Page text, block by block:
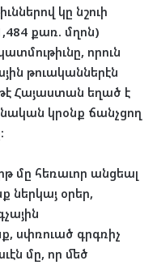
կը նշուի
քառ. մղոն)
որուն
թուականներէն
թէ Հայաստան եղած է
կրօնք ճանչցող
մը հեռաւոր անցեալ
ներկայ օրեր,
սփռուած գրգռիչ
մը, որ մեծ